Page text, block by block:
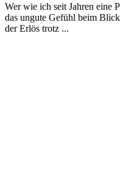
Wer wie ich seit Jahren eine
das ungute Gefühl beim
der Erlös trotz ...